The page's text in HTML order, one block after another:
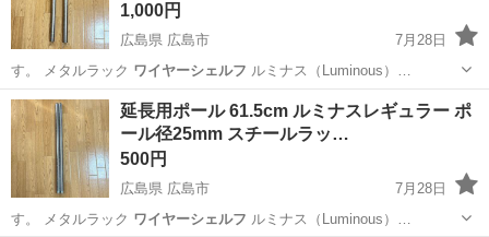
1,000円
広島県 広島市
7月28日
す。 メタルラック ワイヤーシェルフ ルミナス（Luminous）…
広島 広島市 収納家具
延長用ポール 61.5cm ルミナスレギュラー ポ
ール径25mm スチールラッ…
500円
広島県 広島市
7月28日
す。 メタルラック ワイヤーシェルフ ルミナス（Luminous）…